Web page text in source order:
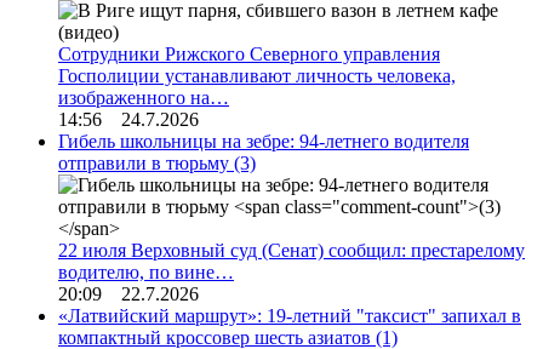
Сотрудники Рижского Северного управления
Госполиции устанавливают личность человека,
изображенного на…
14:56 24.7.2026
Гибель школьницы на зебре: 94-летнего водителя
отправили в тюрьму (3)
22 июля Верховный суд (Сенат) сообщил: престарелому
водителю, по вине…
20:09 22.7.2026
«Латвийский маршрут»: 19-летний "таксист" запихал в
компактный кроссовер шесть азиатов (1)